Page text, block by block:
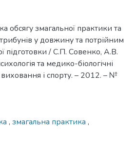
обсягу змагальної практики та
у довжину та потрійним
підготовки / С.П. Совенко, А.В.
та медико-біологічні
і спорту. – 2012. – №
, змагальна практика ,